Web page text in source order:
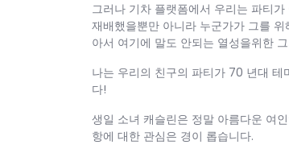
그러나 기차 플랫폼에서 우리는 파티
재배했을뿐만 아니라 누군가가 그를
아서 여기에 말도 안되는 열성을위한
나는 우리의 친구의 파티가 70 년대
다!
생일 소녀 캐슬린은 정말 아름다운 여
항에 대한 관심은 경이 롭습니다.